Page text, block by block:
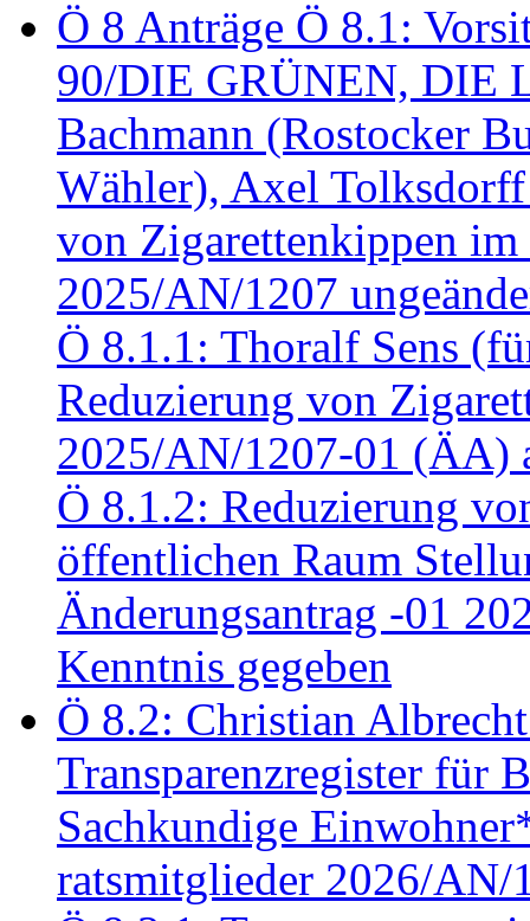
Ö 8 Anträge Ö 8.1:
90/DIE GRÜNEN, DIE
Bachmann (Rostocker
Wähler), Axel
von Zigarettenkippen
2025/AN/1207
Ö 8.1.1: Thoralf Sens
Reduzierung von
2025/AN/1207-01 (ÄA)
Ö 8.1.2: Reduzierung
öffentlichen Raum
Änderungsantrag -01
Kenntnis gegeben
Ö 8.2: Christian
Transparenzregister für
Sachkundige
ratsmitglieder 2026/AN/